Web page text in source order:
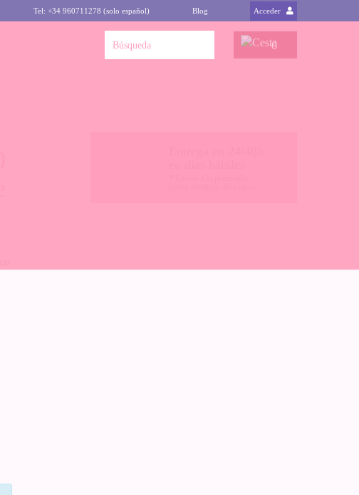
Tel: +34 960711278 (solo español) Blog Acceder
0